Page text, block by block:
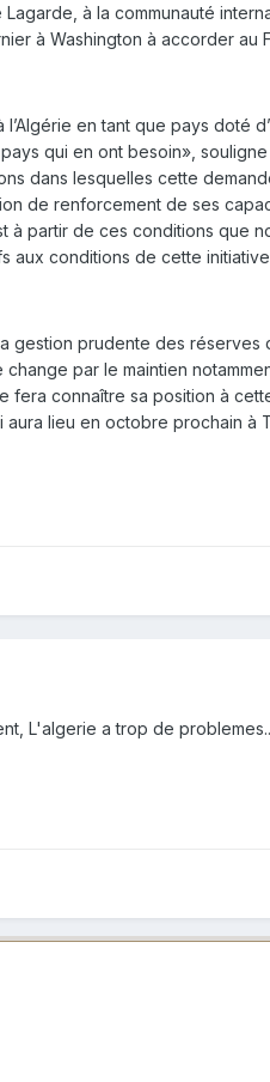
à la communauté
à Washington à accorder
en tant que pays doté
qui en ont besoin»,
dans lesquelles cette
de renforcement de ses
à partir de ces conditions que
aux conditions de cette
gestion prudente des
par le maintien
fera connaître sa position à
aura lieu en octobre prochain à
L'algerie a trop de